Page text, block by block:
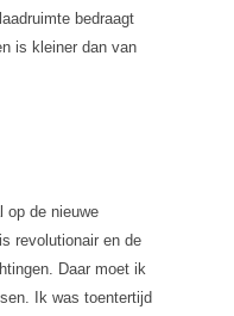
bedraagt
is kleiner dan van
op de nieuwe
revolutionair en de
Daar moet ik
Ik was toentertijd